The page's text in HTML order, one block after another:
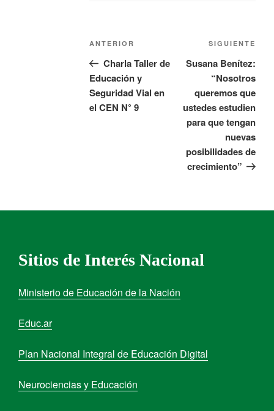
ANTERIOR
Charla Taller de
Educación y
Seguridad Vial en
el CEN N° 9
SIGUIENTE
Susana Benítez:
“Nosotros
queremos que
ustedes estudien
para que tengan
nuevas
posibilidades de
crecimiento”
Sitios de Interés Nacional
Ministerio de Educación de la Nación
Educ.ar
Plan Nacional Integral de Educación Digital
Neurociencias y Educación